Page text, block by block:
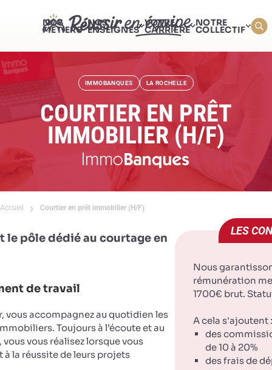
NOS
MÉTIERS
NOS
ENSEIGNES
VOTRE
CARRIÈRE
NOTRE
COLLECTIF
IMMOBANQUES LA ROCHELLE
COURTIER EN PRÊT
IMMOBILIER (H/F)
Accueil Courtier en prêt immobilier (H/F)
le pôle dédié au courtage en
de travail
vous accompagnez au quotidien les
Toujours à l’écoute et au
vous réalisez lorsque vous
la réussite de leurs projets
LES
Nous
rémunération
1700€ brut.
A cela s'ajoutent :
des
de 10 à 20%
des frais de